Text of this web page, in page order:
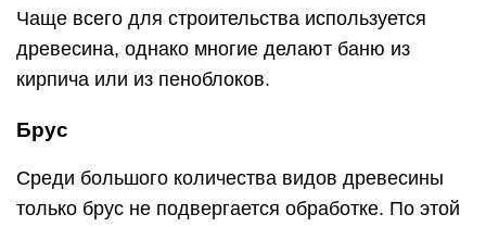
Чаще всего для строительства используется
древесина, однако многие делают баню из
кирпича или из пеноблоков.
Брус
Среди большого количества видов древесины
только брус не подвергается обработке. По этой